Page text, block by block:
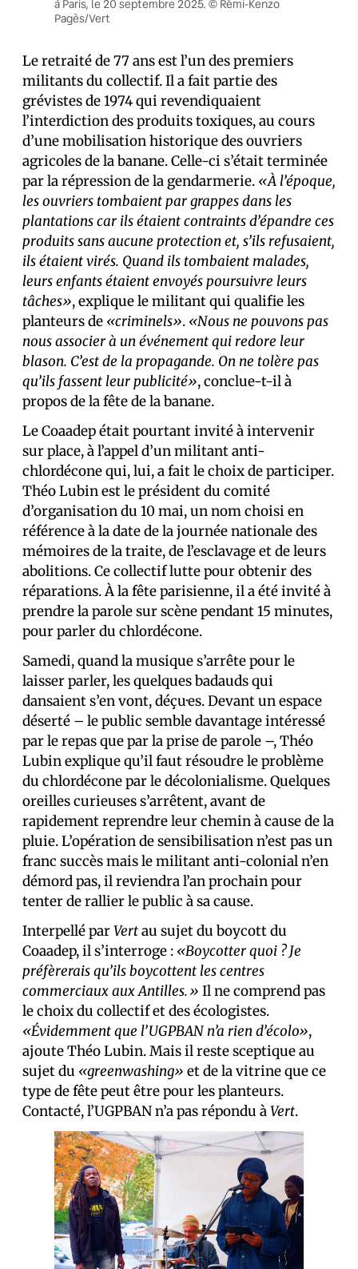
à Paris, le 20 septembre 2025. © Rémi-Kenzo
Pagès/Vert
Le retraité de 77 ans est l’un des premiers
militants du collectif. Il a fait partie des
grévistes de 1974 qui revendiquaient
l’interdiction des produits toxiques, au cours
d’une mobilisation historique des ouvriers
agricoles de la banane. Celle-ci s’était terminée
par la répression de la gendarmerie. «À l’époque,
les ouvriers tombaient par grappes dans les
plantations car ils étaient contraints d’épandre ces
produits sans aucune protection et, s’ils refusaient,
ils étaient virés. Quand ils tombaient malades,
leurs enfants étaient envoyés poursuivre leurs
tâches», explique le militant qui qualifie les
planteurs de «criminels». «Nous ne pouvons pas
nous associer à un événement qui redore leur
blason. C’est de la propagande. On ne tolère pas
qu’ils fassent leur publicité», conclue-t-il à
propos de la fête de la banane.
Le Coaadep était pourtant invité à intervenir
sur place, à l’appel d’un militant anti-
chlordécone qui, lui, a fait le choix de participer.
Théo Lubin est le président du comité
d’organisation du 10 mai, un nom choisi en
référence à la date de la journée nationale des
mémoires de la traite, de l’esclavage et de leurs
abolitions. Ce collectif lutte pour obtenir des
réparations. À la fête parisienne, il a été invité à
prendre la parole sur scène pendant 15 minutes,
pour parler du chlordécone.
Samedi, quand la musique s’arrête pour le
laisser parler, les quelques badauds qui
dansaient s’en vont, déçu·es. Devant un espace
déserté – le public semble davantage intéressé
par le repas que par la prise de parole –, Théo
Lubin explique qu’il faut résoudre le problème
du chlordécone par le décolonialisme. Quelques
oreilles curieuses s’arrêtent, avant de
rapidement reprendre leur chemin à cause de la
pluie. L’opération de sensibilisation n’est pas un
franc succès mais le militant anti-colonial n’en
démord pas, il reviendra l’an prochain pour
tenter de rallier le public à sa cause.
Interpellé parVertau sujet du boycott du
Coaadep, il s’interroge : «Boycotter quoi ? Je
préfèrerais qu’ils boycottent les centres
commerciaux aux Antilles.» Il ne comprend pas
le choix du collectif et des écologistes.
«Évidemment que l’UGPBAN n’a rien d’écolo»,
ajoute Théo Lubin. Mais il reste sceptique au
sujet du «greenwashing» et de la vitrine que ce
type de fête peut être pour les planteurs.
Contacté, l’UGPBAN n’a pas répondu àVert.